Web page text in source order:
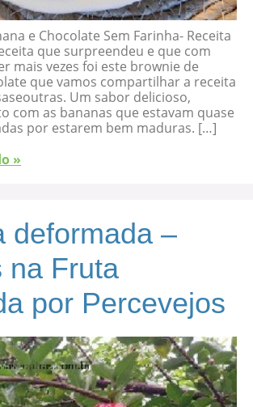
e Chocolate Sem Farinha- Receita
que surpreendeu e que com
mais vezes foi este brownie de
que vamos compartilhar a receita
Um sabor delicioso,
com as bananas que estavam quase
por estarem bem maduras. […]
»
deformada –
na Fruta
por Percevejos